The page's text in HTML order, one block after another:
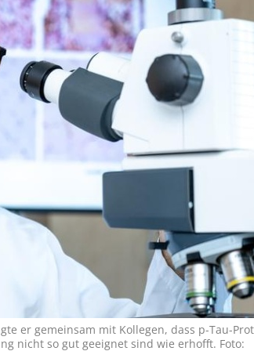
er gemeinsam mit Kollegen, dass p-Tau-
nicht so gut geeignet sind wie erhofft. Foto: